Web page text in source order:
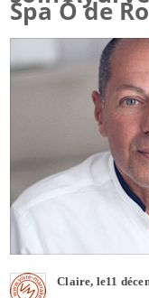
Spa Ô de
Claire, le11